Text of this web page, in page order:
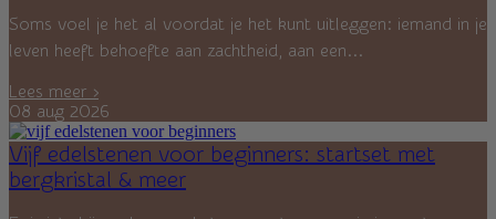
Soms voel je het al voordat je het kunt uitleggen: iemand in je
leven heeft behoefte aan zachtheid, aan een...
Lees meer ›
08 aug 2026
Vijf edelstenen voor beginners: startset met
bergkristal & meer